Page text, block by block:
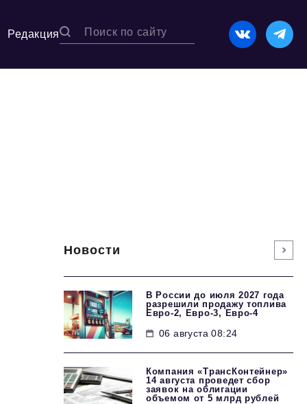
Редакция
Новости
В России до июля 2027 года
разрешили продажу топлива
Евро-2, Евро-3, Евро-4
06 августа 08:24
Компания «ТрансКонтейнер»
14 августа проведет сбор
заявок на облигации
объемом от 5 млрд рублей